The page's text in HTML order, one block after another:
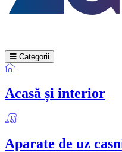
Categorii
Acasă și interior
Aparate de uz